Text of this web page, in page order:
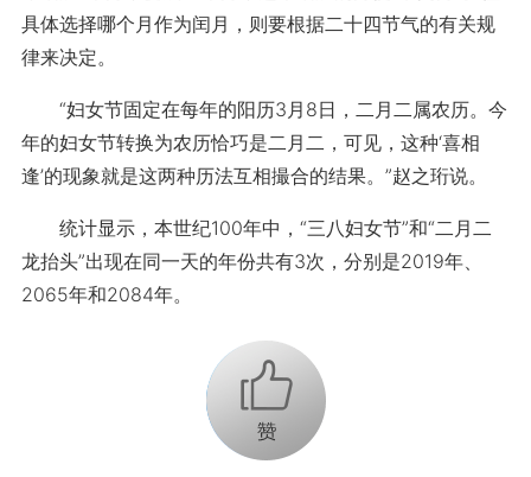
具体选择哪个月作为闰月，则要根据二十四节气的有关规
律来决定。
“妇女节固定在每年的阳历3月8日，二月二属农历。今
年的妇女节转换为农历恰巧是二月二，可见，这种‘喜相
逢’的现象就是这两种历法互相撮合的结果。”赵之珩说。
统计显示，本世纪100年中，“三八妇女节”和“二月二
龙抬头”出现在同一天的年份共有3次，分别是2019年、
2065年和2084年。
+1